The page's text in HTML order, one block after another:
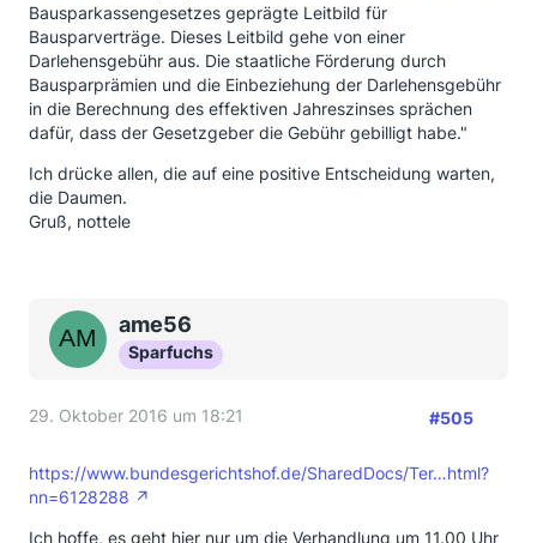
Bausparkassengesetzes geprägte Leitbild für
Bausparverträge. Dieses Leitbild gehe von einer
Darlehensgebühr aus. Die staatliche Förderung durch
Bausparprämien und die Einbeziehung der Darlehensgebühr
in die Berechnung des effektiven Jahreszinses sprächen
dafür, dass der Gesetzgeber die Gebühr gebilligt habe."
Ich drücke allen, die auf eine positive Entscheidung warten,
die Daumen.
Gruß, nottele
ame56
Sparfuchs
29. Oktober 2016 um 18:21 #505
https://www.bundesgerichtshof.de/SharedDocs/Ter…html?
nn=6128288
Ich hoffe, es geht hier nur um die Verhandlung um 11.00 Uhr